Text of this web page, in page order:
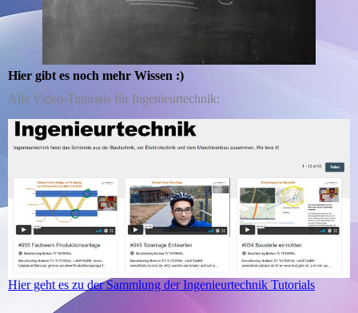
Hier gibt es noch mehr Wissen :)
Alle Video-Tutorials für Ingenieurtechnik:
Hier geht es zu der Sammlung der Ingenieurtechnik Tutorials